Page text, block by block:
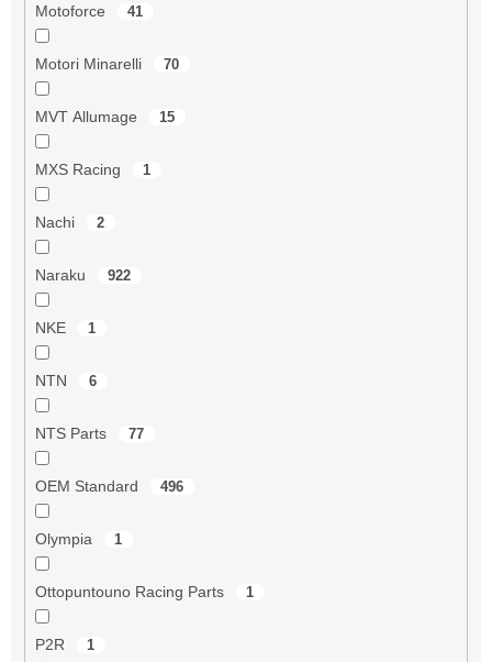
Motoforce 41
Motori Minarelli 70
MVT Allumage 15
MXS Racing 1
Nachi 2
Naraku 922
NKE 1
NTN 6
NTS Parts 77
OEM Standard 496
Olympia 1
Ottopuntouno Racing Parts 1
P2R 1